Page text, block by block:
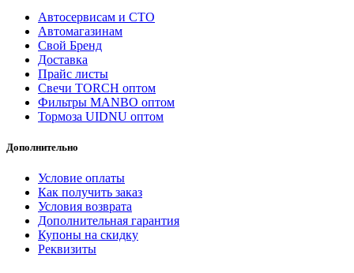
Автосервисам и СТО
Автомагазинам
Свой Бренд
Доставка
Прайс листы
Свечи TORCH оптом
Фильтры MANBO оптом
Тормоза UIDNU оптом
Дополнительно
Условие оплаты
Как получить заказ
Условия возврата
Дополнительная гарантия
Купоны на скидку
Реквизиты